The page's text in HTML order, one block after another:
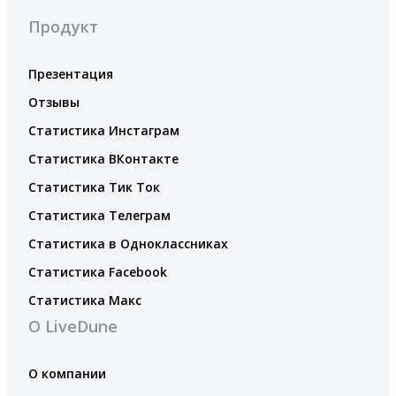
Продукт
Презентация
Отзывы
Статистика Инстаграм
Статистика ВКонтакте
Статистика Тик Ток
Статистика Телеграм
Статистика в Одноклассниках
Статистика Facebook
Статистика Макс
О LiveDune
О компании